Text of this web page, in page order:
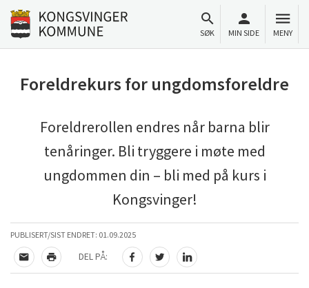
Til innhold
Gå til forsiden
SØK MIN SIDE MENY
Foreldrekurs for ungdomsforeldre
Foreldrerollen endres når barna blir
tenåringer. Bli tryggere i møte med
ungdommen din – bli med på kurs i
Kongsvinger!
PUBLISERT/SIST ENDRET: 01.09.2025
TIPS EN VENN
SKRIV UT
DEL PÅ:
DEL PÅ FACEBOOK
DEL PÅ TWITTER
DEL PÅ LINKEDIN